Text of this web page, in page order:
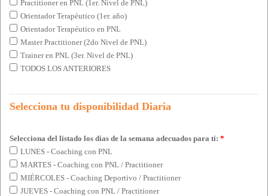
Practitioner en PNL (1er. Nivel de PNL)
Orientador Terapéutico (1er. año)
Orientador Terapéutico en PNL
Master Practitioner (2do Nivel de PNL)
Trainer en PNL (3er. Nivel de PNL)
TODOS LOS ANTERIORES
Selecciona tu disponibilidad Diaria
Selecciona del listado los días de la semana adecuados para ti: *
LUNES - Coaching con PNL
MARTES - Coaching con PNL / Practitioner
MIÉRCOLES - Coaching Deportivo / Practitioner
JUEVES - Coaching con PNL / Practitioner